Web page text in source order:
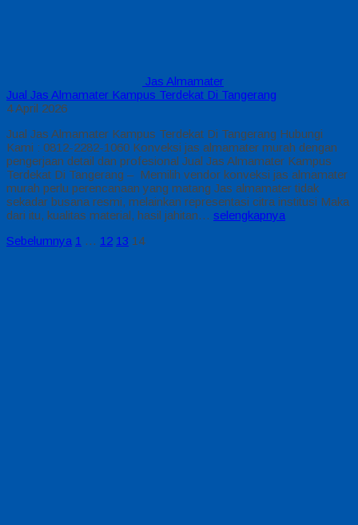
Jas Almamater
Jual Jas Almamater Kampus Terdekat Di Tangerang
4 April 2026
Jual Jas Almamater Kampus Terdekat Di Tangerang Hubungi
Kami : 0812-2282-1060 Konveksi jas almamater murah dengan
pengerjaan detail dan profesional Jual Jas Almamater Kampus
Terdekat Di Tangerang – Memilih vendor konveksi jas almamater
murah perlu perencanaan yang matang Jas almamater tidak
sekadar busana resmi, melainkan representasi citra institusi Maka
dari itu, kualitas material, hasil jahitan… selengkapnya
Sebelumnya 1 … 12 13 14